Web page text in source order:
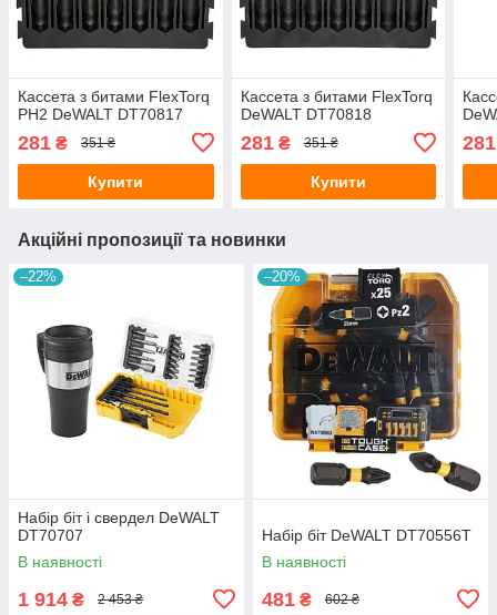
Кассета з битами FlexTorq
PH2 DeWALT DT70817
281 ₴ 351 ₴
Купити
Кассета з битами FlexTorq
DeWALT DT70818
281₴ 351 ₴
Купити
281
Акційні пропозиції та новинки
–22%
Набір біт і свердел DeWALT
DT70707
В наявності
1 914 ₴ 2 453 ₴
–20%
Набір біт DeWALT DT70556T
В наявності
481 ₴ 602 ₴